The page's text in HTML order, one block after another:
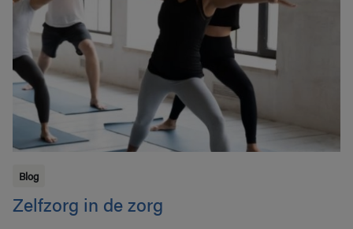
Blog
Zelfzorg in de zorg